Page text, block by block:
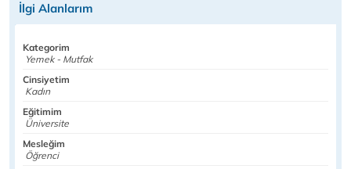
İlgi Alanlarım
Kategorim
Yemek - Mutfak
Cinsiyetim
Kadın
Eğitimim
Üniversite
Mesleğim
Öğrenci